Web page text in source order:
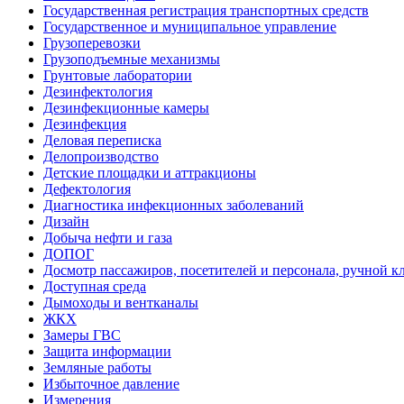
Государственная регистрация транспортных средств
Государственное и муниципальное управление
Грузоперевозки
Грузоподъемные механизмы
Грунтовые лаборатории
Дезинфектология
Дезинфекционные камеры
Дезинфекция
Деловая переписка
Делопроизводство
Детские площадки и аттракционы
Дефектология
Диагностика инфекционных заболеваний
Дизайн
Добыча нефти и газа
ДОПОГ
Досмотр пассажиров, посетителей и персонала, ручной
Доступная среда
Дымоходы и вентканалы
ЖКХ
Замеры ГВС
Защита информации
Земляные работы
Избыточное давление
Измерения